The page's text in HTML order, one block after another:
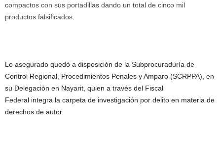
compactos con sus portadillas dando un total de cinco mil
productos falsificados.
Lo asegurado quedó a disposición de la Subprocuraduría de
Control Regional, Procedimientos Penales y Amparo (SCRPPA), en
su Delegación en Nayarit, quien a través del Fiscal
Federal integra la carpeta de investigación por delito en materia de
derechos de autor.